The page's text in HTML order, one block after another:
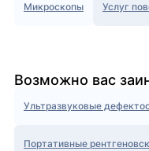
Микроскопы Услуг
Возможно вас
Ультразвуковые
Портативные